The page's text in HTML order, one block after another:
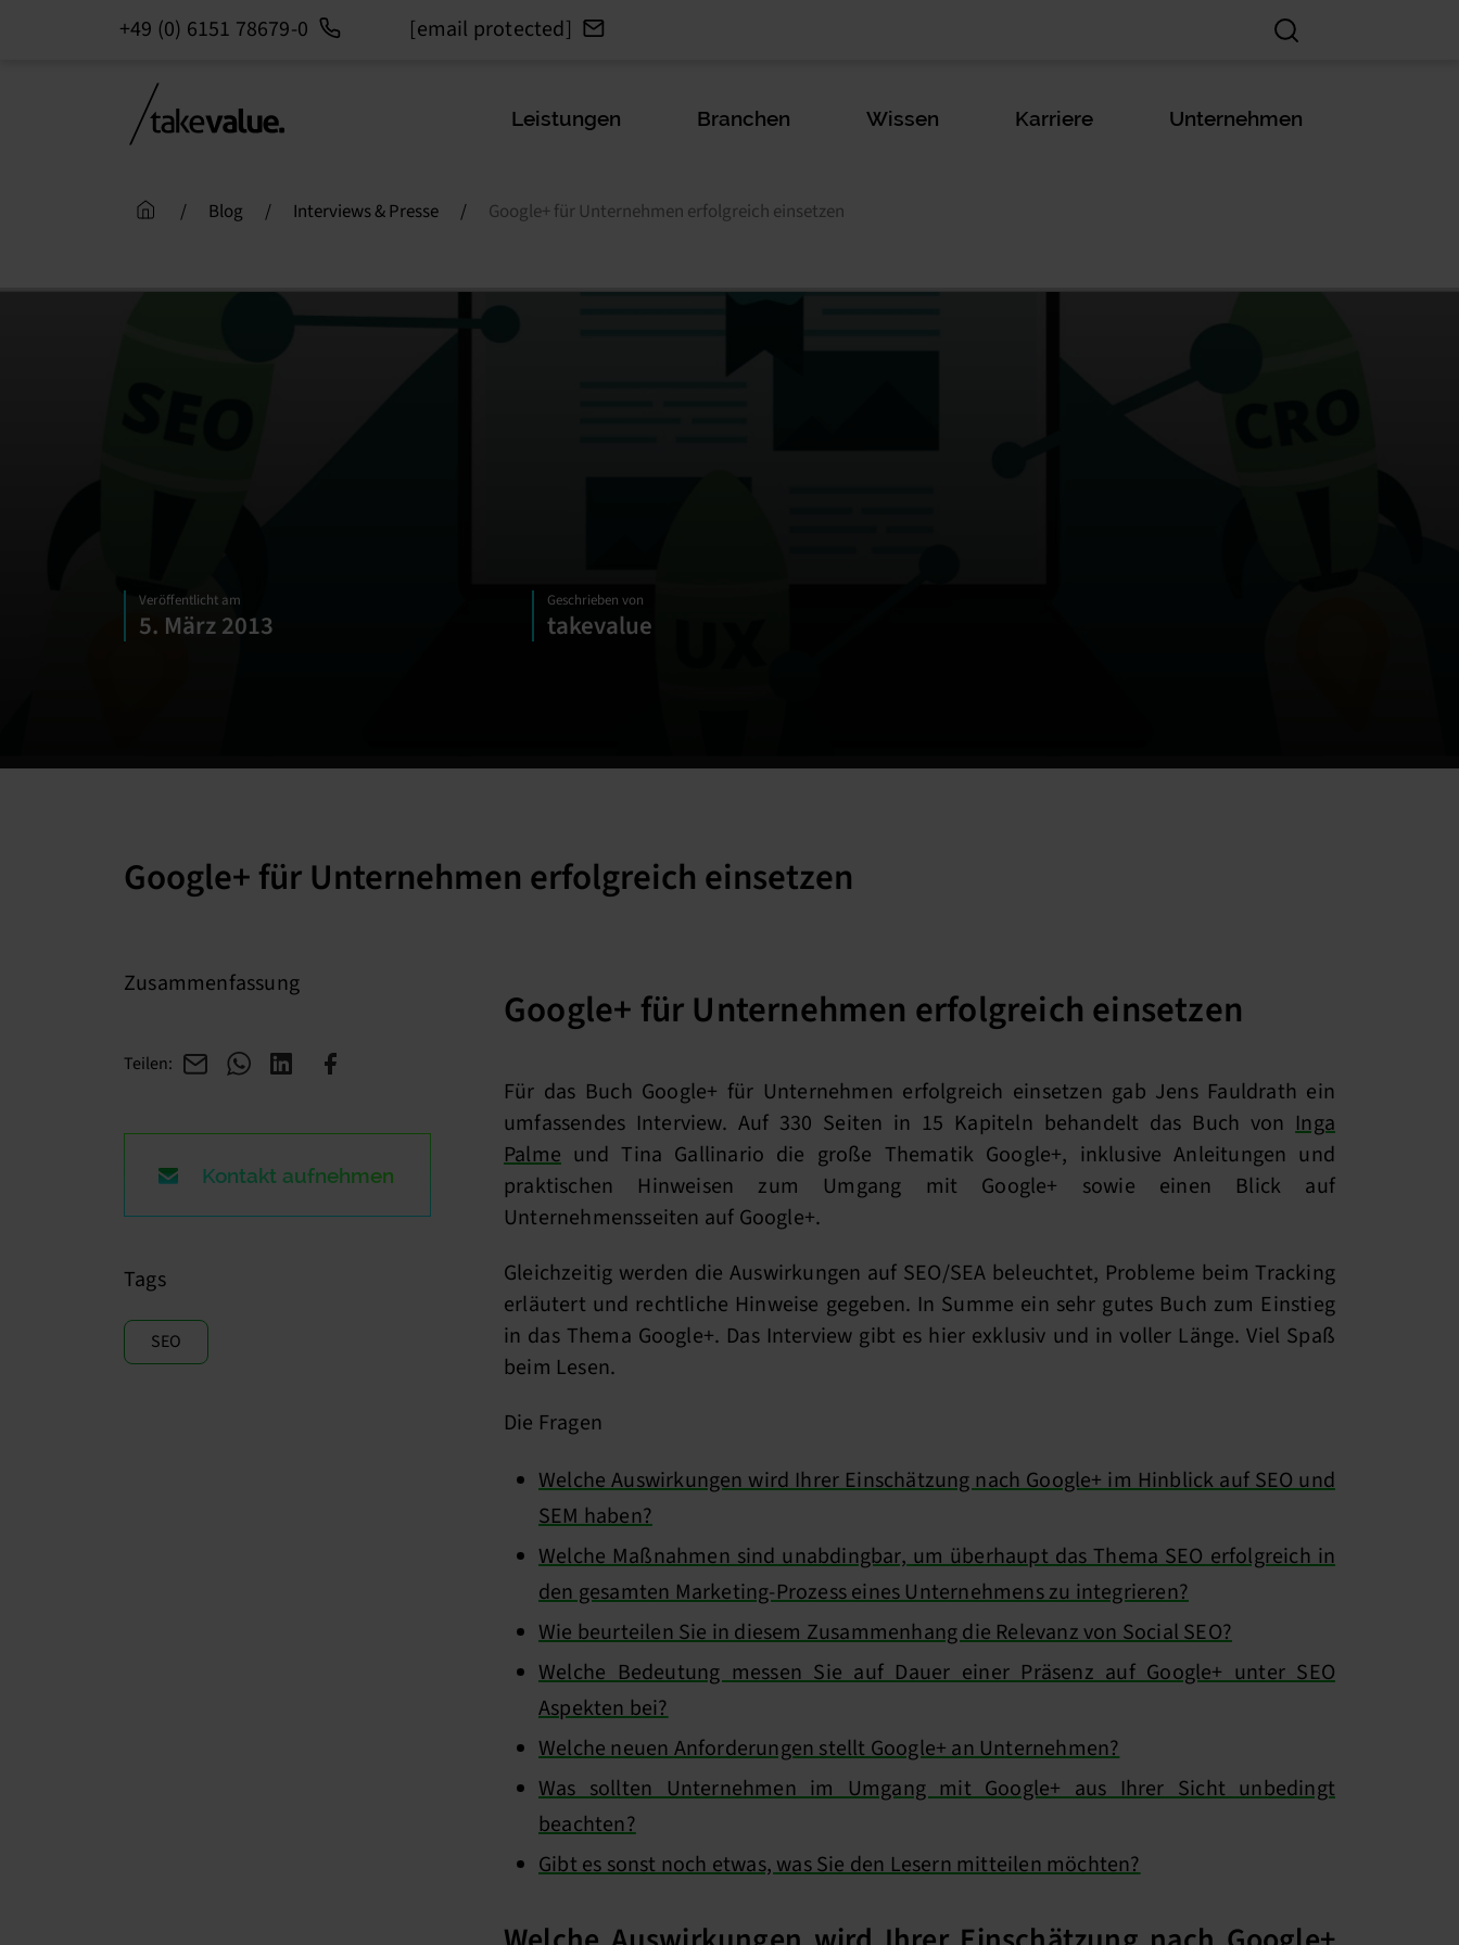
+49 (0) 6151 78679-0 [email protected]
Leistungen Branchen Wissen Karriere Unternehmen
/ Blog / Interviews & Presse / Google+ für Unternehmen erfolgreich einsetzen
Veröffentlicht am
5. März 2013
Geschrieben von
takevalue
Google+ für Unternehmen erfolgreich einsetzen
Zusammenfassung
Teilen:
Kontakt aufnehmen
Tags
SEO
Google+ für Unternehmen erfolgreich einsetzen
Für das Buch Google+ für Unternehmen erfolgreich einsetzen gab Jens Fauldrath ein
umfassendes Interview. Auf 330 Seiten in 15 Kapiteln behandelt das Buch vonInga
Palme und Tina Gallinario die große Thematik Google+, inklusive Anleitungen und
praktischen Hinweisen zum Umgang mit Google+ sowie einen Blick auf
Unternehmensseiten auf Google+.
Gleichzeitig werden die Auswirkungen auf SEO/SEA beleuchtet, Probleme beim Tracking
erläutert und rechtliche Hinweise gegeben. In Summe ein sehr gutes Buch zum Einstieg
in das Thema Google+. Das Interview gibt es hier exklusiv und in voller Länge. Viel Spaß
beim Lesen.
Die Fragen
Welche Auswirkungen wird Ihrer Einschätzung nach Google+ im Hinblick auf SEO und
SEM haben?
Welche Maßnahmen sind unabdingbar, um überhaupt das Thema SEO erfolgreich in
den gesamten Marketing-Prozess eines Unternehmens zu integrieren?
Wie beurteilen Sie in diesem Zusammenhang die Relevanz von Social SEO?
Welche Bedeutung messen Sie auf Dauer einer Präsenz auf Google+ unter SEO
Aspekten bei?
Welche neuen Anforderungen stellt Google+ an Unternehmen?
Was sollten Unternehmen im Umgang mit Google+ aus Ihrer Sicht unbedingt
beachten?
Gibt es sonst noch etwas, was Sie den Lesern mitteilen möchten?